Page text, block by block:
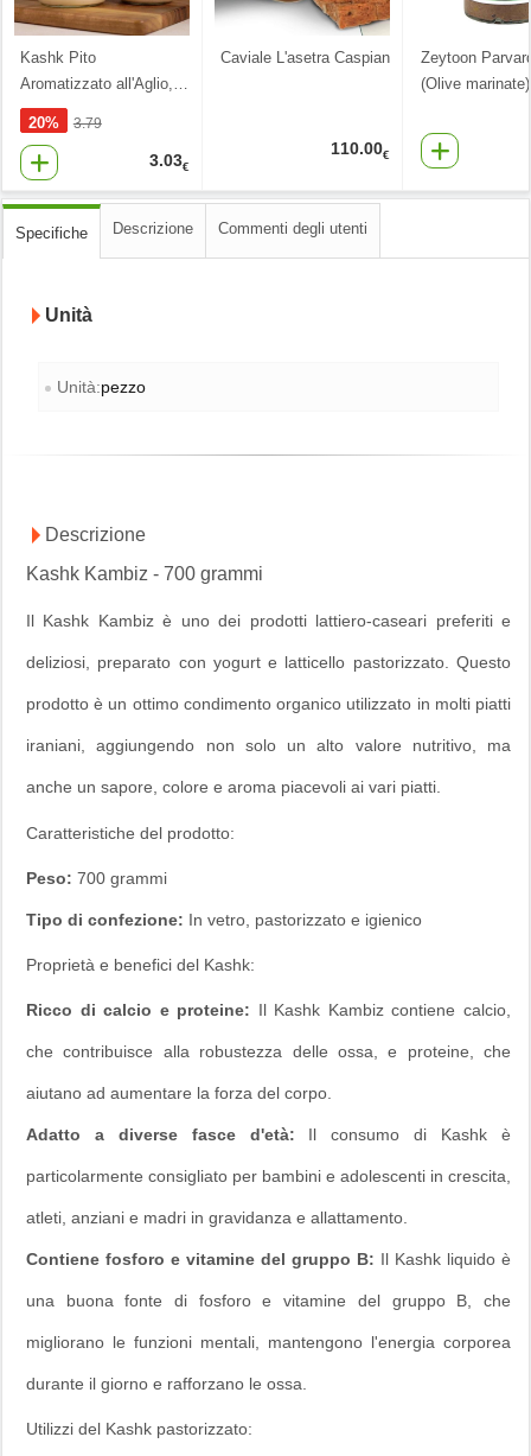
Kashk Pito
Aromatizzato all'Aglio,…
20% 3.79
3.03€
Caviale L'asetra Caspian
110.00€
Zeytoon
(Olive
Specifiche Descrizione Commenti degli utenti
Unità
Unità:pezzo
Descrizione
Kashk Kambiz - 700 grammi
Il Kashk Kambiz è uno dei prodotti lattiero-caseari preferiti e
deliziosi, preparato con yogurt e latticello pastorizzato. Questo
prodotto è un ottimo condimento organico utilizzato in molti piatti
iraniani, aggiungendo non solo un alto valore nutritivo, ma
anche un sapore, colore e aroma piacevoli ai vari piatti.
Caratteristiche del prodotto:
Peso: 700 grammi
Tipo di confezione: In vetro, pastorizzato e igienico
Proprietà e benefici del Kashk:
Ricco di calcio e proteine: Il Kashk Kambiz contiene calcio,
che contribuisce alla robustezza delle ossa, e proteine, che
aiutano ad aumentare la forza del corpo.
Adatto a diverse fasce d'età: Il consumo di Kashk è
particolarmente consigliato per bambini e adolescenti in crescita,
atleti, anziani e madri in gravidanza e allattamento.
Contiene fosforo e vitamine del gruppo B: Il Kashk liquido è
una buona fonte di fosforo e vitamine del gruppo B, che
migliorano le funzioni mentali, mantengono l'energia corporea
durante il giorno e rafforzano le ossa.
Utilizzi del Kashk pastorizzato: